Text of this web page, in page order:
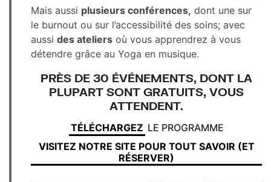
Mais aussi plusieurs conférences, dont une sur
le burnout ou sur l’accessibilité des soins; avec
aussi des ateliers où vous apprendrez à vous
détendre grâce au Yoga en musique.
PRÈS DE 30 ÉVÉNEMENTS, DONT LA
PLUPART SONT GRATUITS, VOUS
ATTENDENT.
TÉLÉCHARGEZ LE PROGRAMME
VISITEZ NOTRE SITE POUR TOUT SAVOIR (ET
RÉSERVER)